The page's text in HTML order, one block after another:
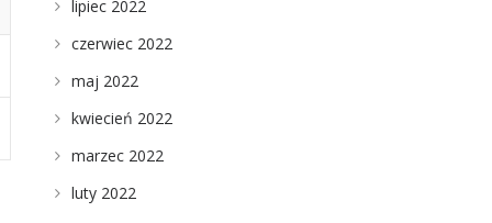
lipiec 2022
czerwiec 2022
maj 2022
kwiecień 2022
marzec 2022
luty 2022